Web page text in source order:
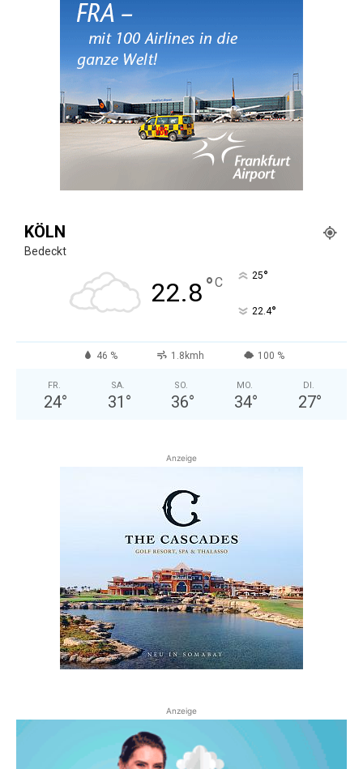
KÖLN
Bedeckt
22.8°C 25°
22.4°
46 % 1.8kmh 100 %
FR.
24°
SA.
31 °
SO.
36°
MO.
34°
DI.
27°
Anzeige
Anzeige